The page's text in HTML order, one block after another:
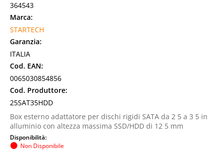
364543
Marca:
STARTECH
Garanzia:
ITALIA
Cod. EAN:
0065030854856
Cod. Produttore:
25SAT35HDD
Box esterno adattatore per dischi rigidi SATA da 2 5 a 3 5 in
alluminio con altezza massima SSD/HDD di 12 5 mm
Disponibilità:
Non Disponibile